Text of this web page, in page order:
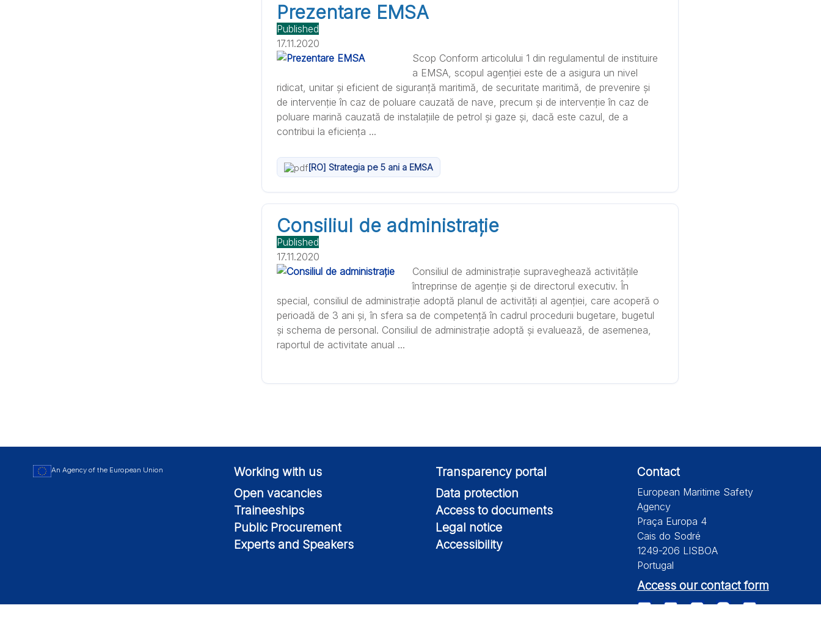
Prezentare EMSA
Published
17.11.2020
Scop Conform articolului 1 din regulamentul de instituire
a EMSA, scopul agenției este de a asigura un nivel
ridicat, unitar și eficient de siguranță maritimă, de securitate maritimă, de prevenire și
de intervenție în caz de poluare cauzată de nave, precum și de intervenție în caz de
poluare marină cauzată de instalațiile de petrol și gaze și, dacă este cazul, de a
contribui la eficiența ...
[RO] Strategia pe 5 ani a EMSA
Consiliul de administrație
Published
17.11.2020
Consiliul de administrație supraveghează activitățile
întreprinse de agenție și de directorul executiv. În
special, consiliul de administrație adoptă planul de activități al agenției, care acoperă o
perioadă de 3 ani și, în sfera sa de competență în cadrul procedurii bugetare, bugetul
și schema de personal. Consiliul de administrație adoptă și evaluează, de asemenea,
raportul de activitate anual ...
An Agency of the European Union
Working with us
Open vacancies
Traineeships
Public Procurement
Experts and Speakers
Transparency portal
Data protection
Access to documents
Legal notice
Accessibility
Contact
European Maritime Safety
Agency
Praça Europa 4
Cais do Sodré
1249-206 LISBOA
Portugal
Access our contact form